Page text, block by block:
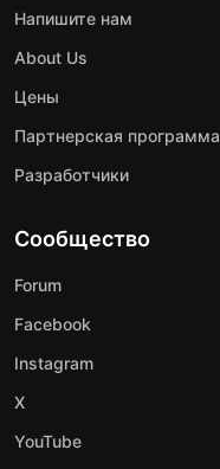
Напишите нам
About Us
Цены
Партнерская программа
Разработчики
Сообщество
Forum
Facebook
Instagram
X
YouTube